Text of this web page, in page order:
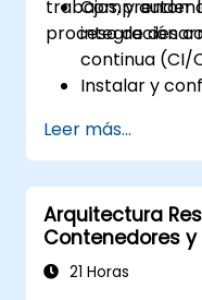
trabajos, y
proceso de
Comprender
integración
continua (CI/
Instalar y
Crear y
para
Configurar y
software.
Leer más...
Arquitectura
Contenedores y
21 Horas